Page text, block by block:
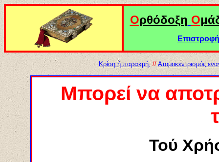
Ορθόδοξη Ο
Κρίση ή παρακμή; // Ατομοκεντρισμός
Μπορεί να
Τού